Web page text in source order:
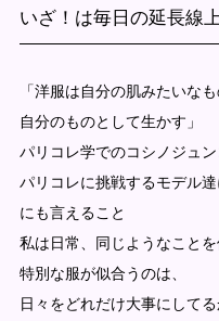
いざ！は毎日の延長線
「洋服は自分の肌みたいな
自分のものとして生かす」
パリコレ学でのコシノジュ
パリコレに挑戦するモデル
にも言えること
私は日常、同じようなことを
特別な服が似合うのは、
日々をどれだけ大事にして